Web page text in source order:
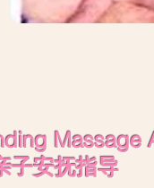
Massage
子安抚指导